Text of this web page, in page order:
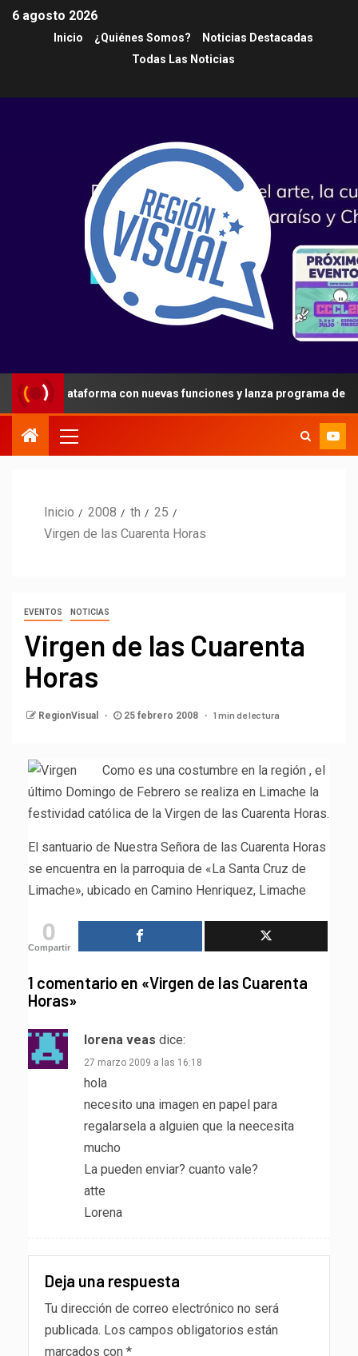
6 agosto 2026
Inicio ¿Quiénes Somos?
Noticias Destacadas
Todas Las Noticias
su plataforma con nuevas funciones y lanza programa de
Inicio 2008 th
25
Virgen de las Cuarenta Horas
EVENTOS NOTICIAS
Virgen de las Cuarenta
Horas
RegionVisual 25 febrero 2008 1 min de lectura
Como es una costumbre en la región , el
último Domingo de Febrero se realiza en Limache la
festividad católica de la Virgen de las Cuarenta Horas.
El santuario de Nuestra Señora de las Cuarenta Horas
se encuentra en la parroquia de «La Santa Cruz de
Limache», ubicado en Camino Henriquez, Limache
0
Compartir
1 comentario en «Virgen de las Cuarenta
Horas»
lorena veas dice:
27 marzo 2009 a las 16:18
hola
necesito una imagen en papel para
regalarsela a alguien que la neecesita
mucho
La pueden enviar? cuanto vale?
atte
Lorena
Deja una respuesta
Tu dirección de correo electrónico no será
publicada. Los campos obligatorios están
marcados con *